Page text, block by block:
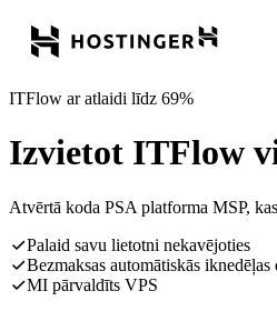
ITFlow ar atlaidi līdz 69%
Izvietot ITFlow
Atvērtā koda PSA platforma MSP,
Palaid savu lietotni nekavējoties
Bezmaksas automātiskās
MI pārvaldīts VPS